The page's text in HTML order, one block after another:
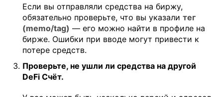
Если вы отправляли средства на биржу,
обязательно проверьте, что вы указали тег
(memo/tag) — его можно найти в профиле на
бирже. Ошибки при вводе могут привести к
потере средств.
Проверьте, не ушли ли средства на другой
DeFi Счёт.